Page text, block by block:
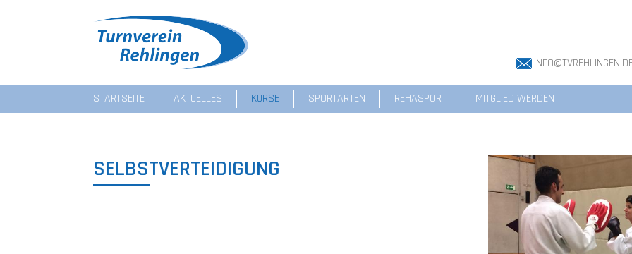
STARTSEITE AKTUELLES KURSE SPORTARTEN REHASPORT MITGLIED WERDEN
SELBSTVERTEIDIGUNG